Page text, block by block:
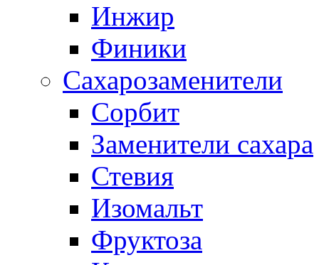
Инжир
Финики
Сахарозаменители
Сорбит
Заменители сахара
Стевия
Изомальт
Фруктоза